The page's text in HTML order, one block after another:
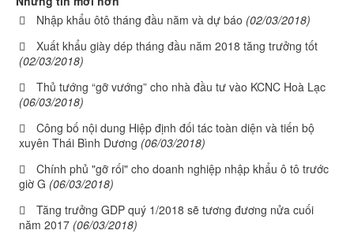
Nhập khẩu ôtô tháng đầu năm và dự báo (02/03/2018)
Xuất khẩu giày dép tháng đầu năm 2018 tăng trưởng tốt
(02/03/2018)
Thủ tướng “gỡ vướng” cho nhà đầu tư vào KCNC Hoà Lạc
(06/03/2018)
Công bố nội dung Hiệp định đối tác toàn diện và tiến bộ
xuyên Thái Bình Dương (06/03/2018)
Chính phủ "gỡ rối" cho doanh nghiệp nhập khẩu ô tô trước
giờ G (06/03/2018)
Tăng trưởng GDP quý 1/2018 sẽ tương đương nửa cuối
năm 2017 (06/03/2018)